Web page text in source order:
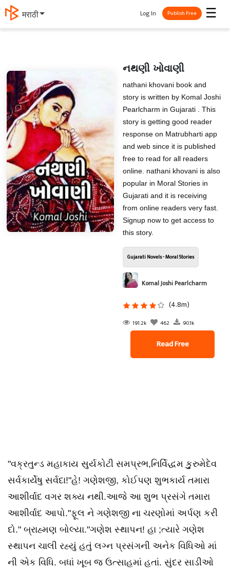
मराठी ☰
Log In Publish Free
નથણી ખોવાણી
nathani khovani book and
story is written by Komal Joshi
Pearlcharm in Gujarati . This
story is getting good reader
response on Matrubharti app
and web since it is published
free to read for all readers
online. nathani khovani is also
popular in Moral Stories in
Gujarati and it is receiving
from online readers very fast.
Signup now to get access to
this story.
Gujarati Novels - Moral Stories
Komal Joshi Pearlcharm
(4.8m)
191.2k 462 90.1k
Read Free
"વક્રતુન્ડ મહાકાય સુર્યકોટી સમપ્રભ,નિર્વિદ્ધમ કુુુુરુમેદેવ
સર્વકાર્યે‌ષુ‌ સર્વદા!"હે! ગણેશજી, કોઈપણ શુભકાર્ય તમારા
આશીર્વાદ વગર શક્ય નથી.આજે આ શુભ પ્રસંગે તમારા
આશીર્વાદ આપો."ફૂલ ને ગણેશજી ના ચરણોમાં અર્પણ કરી
દો." બ્રાહ્મણ બોલ્યા."ગણેશ સ્થાપન! હા ;ત્યારે ગણેશ
સ્થાપન ચાલી રહ્યું હતું લગ્ન પ્રસંગની અનેક વિધિઓ માં
ની એક વિધિ. બધાં ખૂબ જ ઉત્સાહમાં હતાં. સુંદર સાડીઓ